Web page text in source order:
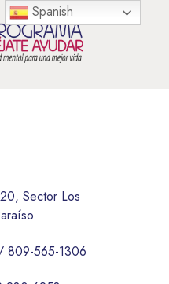
Sector Los
809-565-1306
Spanish